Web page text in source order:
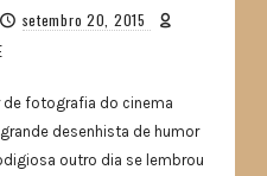
setembro 20, 2015
de fotografia do cinema
desenhista de humor
outro dia se lembrou